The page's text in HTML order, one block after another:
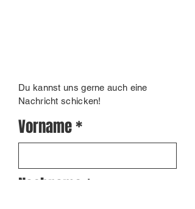
Du kannst uns gerne auch eine
Nachricht schicken!
Vorname
Nachname